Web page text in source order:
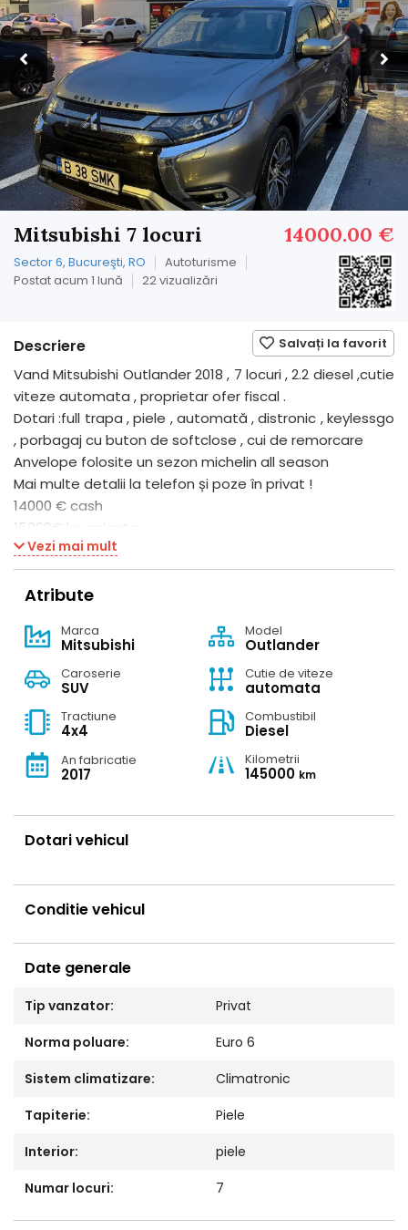
14000.00 €
Mitsubishi 7 locuri
Sector 6, Bucureşti, RO
Autoturisme
Postat acum 1 lună
22 vizualizări
Salvați la favorit
Descriere
Vand Mitsubishi Outlander 2018 , 7 locuri , 2.2 diesel ,cutie
viteze automata , proprietar ofer fiscal .
Dotari :full trapa , piele , automată , distronic , keylessgo
, porbagaj cu buton de softclose , cui de remorcare
Anvelope folosite un sezon michelin all season
Mai multe detalii la telefon și poze în privat !
14000 € cash
15000€ la variante
Vezi mai mult
Atribute
Marca
Mitsubishi
Model
Outlander
Caroserie
SUV
Cutie de viteze
automata
Tractiune
4x4
Combustibil
Diesel
An fabricatie
2017
Kilometrii
145000 km
Dotari vehicul
Conditie vehicul
Date generale
Tip vanzator:
Privat
Norma poluare:
Euro 6
Sistem climatizare:
Climatronic
Tapiterie:
Piele
Interior:
piele
Numar locuri:
7